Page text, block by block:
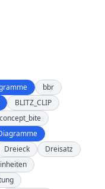
bbr
BLITZ_CLIP
concept_bite
Dreieck
Dreisatz